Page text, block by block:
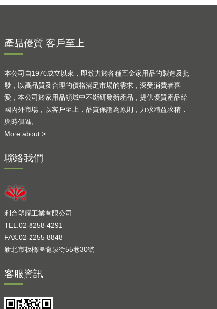
產品優質 客戶至上
本公司自1970成立以來，即致力於各種五金家用品的製造及批
發，以高品質及合理的價格滿足市場的需求，深受消費者喜
愛，本公司於家用品領域中不斷研發新產品，提供優質產品給
國內外市場，以客戶至上，品質保證為原則，力求精益求精，
與時俱進。
More about >
聯絡我們
利台塑膠工業有限公司
TEL.02-8258-4291
FAX.02-2255-8848
新北市板橋區龍泉街55巷30號
客服資訊